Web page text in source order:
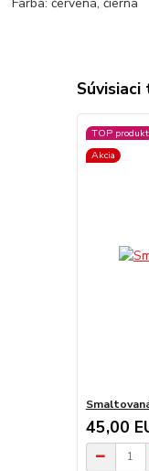
Farba: červená, čierna
Súvisiaci
TOP produkt
Akcia
45,00